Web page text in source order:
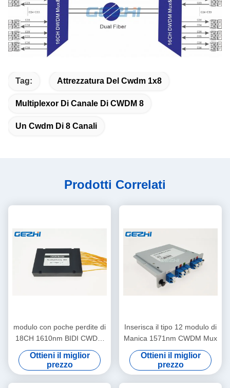
Tag: Attrezzatura Del Cwdm 1x8
Multiplexor Di Canale Di CWDM 8
Un Cwdm Di 8 Canali
Prodotti Correlati
modulo con poche perdite di
18CH 1610nm BIDI CWDM
Mux Demux
Ottieni il miglior
prezzo
Inserisca il tipo 12 modulo di
Manica 1571nm CWDM Mux
Ottieni il miglior
prezzo